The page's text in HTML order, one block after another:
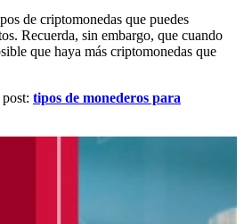
de criptomonedas que puedes
Recuerda, sin embargo, que cuando
que haya más criptomonedas que
tipos de monederos para